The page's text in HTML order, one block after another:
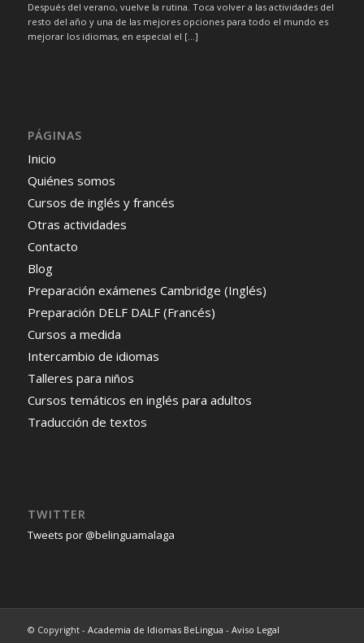
Después del verano, vuelve la rutina. Toca volver a las actividades del
resto del año y una de las mejores opciones para todo el mundo es
mejorar los idiomas, en especial el […]
PÁGINAS
Inicio
Quiénes somos
Cursos de inglés y francés
Otras actividades
Contacto
Blog
Preparación exámenes Cambridge (Inglés)
Preparación DELF DALF (Francés)
Cursos a medida
Intercambio de idiomas
Talleres para niños
Cursos temáticos en inglés para adultos
Traducción de textos
TWITTER
Tweets por @belinguamalaga
© Copyright - Academia de Idiomas BeLingua - Aviso Legal